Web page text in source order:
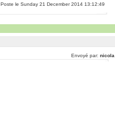
Poste le Sunday 21 December 2014 13:12:49
Envoyé par: nicola